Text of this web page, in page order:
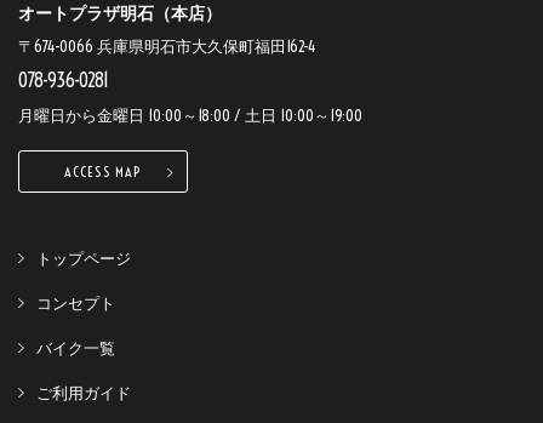
オートプラザ明石（本店）
〒674-0066 兵庫県明石市大久保町福田162-4
078-936-0281
月曜日から金曜日 10:00～18:00 / 土日 10:00～19:00
ACCESS MAP
トップページ
コンセプト
バイク一覧
ご利用ガイド